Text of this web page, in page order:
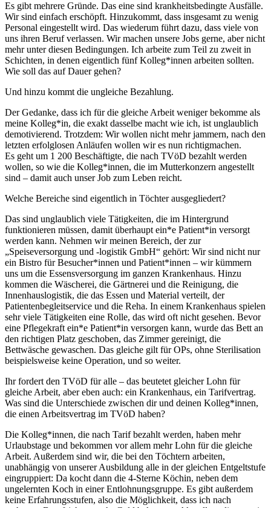
Es gibt mehrere Gründe. Das eine sind krankheitsbedingte Ausfälle.
Wir sind einfach erschöpft. Hinzukommt, dass insgesamt zu wenig
Personal eingestellt wird. Das wiederum führt dazu, dass viele von
uns ihren Beruf verlassen. Wir machen unsere Jobs gerne, aber nicht
mehr unter diesen Bedingungen. Ich arbeite zum Teil zu zweit in
Schichten, in denen eigentlich fünf Kolleg*innen arbeiten sollten.
Wie soll das auf Dauer gehen?
Und hinzu kommt die ungleiche Bezahlung.
Der Gedanke, dass ich für die gleiche Arbeit weniger bekomme als
meine Kolleg*in, die exakt dasselbe macht wie ich, ist unglaublich
demotivierend. Trotzdem: Wir wollen nicht mehr jammern, nach den
letzten erfolglosen Anläufen wollen wir es nun richtigmachen.
Es geht um 1 200 Beschäftigte, die nach TVöD bezahlt werden
wollen, so wie die Kolleg*innen, die im Mutterkonzern angestellt
sind – damit auch unser Job zum Leben reicht.
Welche Bereiche sind eigentlich in Töchter ausgegliedert?
Das sind unglaublich viele Tätigkeiten, die im Hintergrund
funktionieren müssen, damit überhaupt ein*e Patient*in versorgt
werden kann. Nehmen wir meinen Bereich, der zur
„Speiseversorgung und -logistik GmbH“ gehört: Wir sind nicht nur
ein Bistro für Besucher*innen und Patient*innen – wir kümmern
uns um die Essensversorgung im ganzen Krankenhaus. Hinzu
kommen die Wäscherei, die Gärtnerei und die Reinigung, die
Innenhauslogistik, die das Essen und Material verteilt, der
Patientenbegleitservice und die Reha. In einem Krankenhaus spielen
sehr viele Tätigkeiten eine Rolle, das wird oft nicht gesehen. Bevor
eine Pflegekraft ein*e Patient*in versorgen kann, wurde das Bett an
den richtigen Platz geschoben, das Zimmer gereinigt, die
Bettwäsche gewaschen. Das gleiche gilt für OPs, ohne Sterilisation
beispielsweise keine Operation, und so weiter.
Ihr fordert den TVöD für alle – das beutetet gleicher Lohn für
gleiche Arbeit, aber eben auch: ein Krankenhaus, ein Tarifvertrag.
Was sind die Unterschiede zwischen dir und deinen Kolleg*innen,
die einen Arbeitsvertrag im TVöD haben?
Die Kolleg*innen, die nach Tarif bezahlt werden, haben mehr
Urlaubstage und bekommen vor allem mehr Lohn für die gleiche
Arbeit. Außerdem sind wir, die bei den Töchtern arbeiten,
unabhängig von unserer Ausbildung alle in der gleichen Entgeltstufe
eingruppiert: Da kocht dann die 4-Sterne Köchin, neben dem
ungelernten Koch in einer Entlohnungsgruppe. Es gibt außerdem
keine Erfahrungsstufen, also die Möglichkeit, dass ich nach